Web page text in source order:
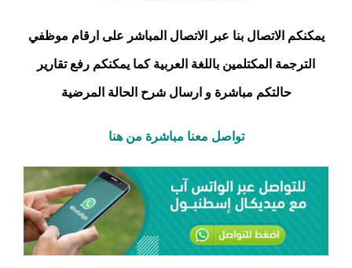
يمكنكم الاتصال بنا عبر الاتصال المباشر على ارقام موظفي
الترجمة المكتلمين باللغة العربية كما يمكنكم رفع تقارير
حالتكم مباشرة و ارسال شرح الحالة المرضية
تواصل معنا مباشرة من هنا